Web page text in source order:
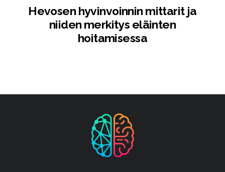
Hevosen hyvinvoinnin mittarit ja
niiden merkitys eläinten
hoitamisessa